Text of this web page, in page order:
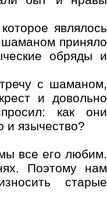
являлось
приняло
обряды и
с шаманом,
и довольно
как они
и язычество?
все его любим.
Поэтому нам
старые